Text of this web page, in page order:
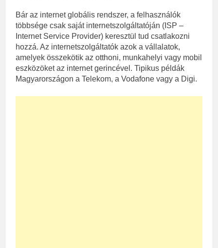
Bár az internet globális rendszer, a felhasználók
többsége csak saját internetszolgáltatóján (ISP –
Internet Service Provider) keresztül tud csatlakozni
hozzá. Az internetszolgáltatók azok a vállalatok,
amelyek összekötik az otthoni, munkahelyi vagy mobil
eszközöket az internet gerincével. Tipikus példák
Magyarországon a Telekom, a Vodafone vagy a Digi.